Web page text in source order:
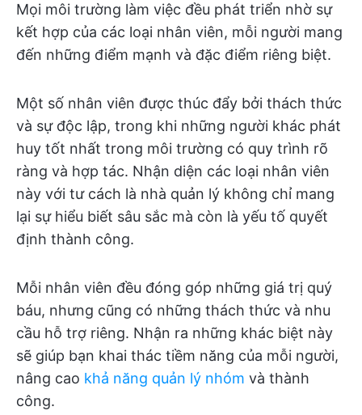
Mọi môi trường làm việc đều phát triển nhờ sự
kết hợp của các loại nhân viên, mỗi người mang
đến những điểm mạnh và đặc điểm riêng biệt.
Một số nhân viên được thúc đẩy bởi thách thức
và sự độc lập, trong khi những người khác phát
huy tốt nhất trong môi trường có quy trình rõ
ràng và hợp tác. Nhận diện các loại nhân viên
này với tư cách là nhà quản lý không chỉ mang
lại sự hiểu biết sâu sắc mà còn là yếu tố quyết
định thành công.
Mỗi nhân viên đều đóng góp những giá trị quý
báu, nhưng cũng có những thách thức và nhu
cầu hỗ trợ riêng. Nhận ra những khác biệt này
sẽ giúp bạn khai thác tiềm năng của mỗi người,
nâng cao khả năng quản lý nhóm và thành
công.